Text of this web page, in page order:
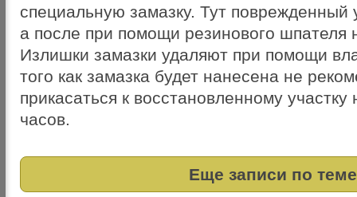
специальную замазку. Тут поврежденный
а после при помощи резинового шпателя
Излишки замазки удаляют при помощи
того как замазка будет нанесена не
прикасаться к восстановленному
часов.
Еще записи по теме